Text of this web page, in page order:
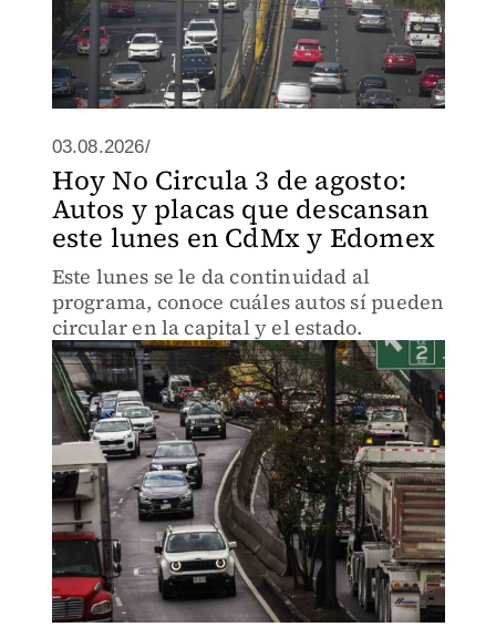
03.08.2026/
Hoy No Circula 3 de agosto:
Autos y placas que descansan
este lunes en CdMx y Edomex
Este lunes se le da continuidad al
programa, conoce cuáles autos sí pueden
circular en la capital y el estado.